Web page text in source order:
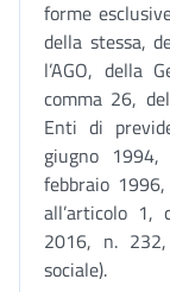
forme
della stessa,
l’AGO, della
comma 26,
Enti di
giugno
febbraio
all’articolo 1,
2016, n. 232,
sociale).